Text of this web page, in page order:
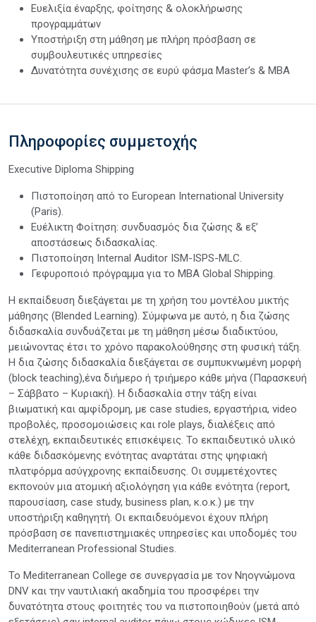
Ευελιξία έναρξης, φοίτησης & ολοκλήρωσης
προγραμμάτων
Υποστήριξη στη μάθηση με πλήρη πρόσβαση σε
συμβουλευτικές υπηρεσίες
Δυνατότητα συνέχισης σε ευρύ φάσμα Master’s & MBA
Πληροφορίες συμμετοχής
Executive Diploma Shipping
Πιστοποίηση από το European International University
(Paris).
Ευέλικτη Φοίτηση: συνδυασμός δια ζώσης & εξ’
αποστάσεως διδασκαλίας.
Πιστοποίηση Internal Auditor ISM-ISPS-MLC.
Γεφυροποιό πρόγραμμα για το MBA Global Shipping.
Η εκπαίδευση διεξάγεται με τη χρήση του μοντέλου μικτής
μάθησης (Blended Learning). Σύμφωνα με αυτό, η δια ζώσης
διδασκαλία συνδυάζεται με τη μάθηση μέσω διαδικτύου,
μειώνοντας έτσι το χρόνο παρακολούθησης στη φυσική τάξη.
Η δια ζώσης διδασκαλία διεξάγεται σε συμπυκνωμένη μορφή
(block teaching),ένα διήμερο ή τριήμερο κάθε μήνα (Παρασκευή
– Σάββατο – Κυριακή). Η διδασκαλία στην τάξη είναι
βιωματική και αμφίδρομη, με case studies, εργαστήρια, video
προβολές, προσομοιώσεις και role plays, διαλέξεις από
στελέχη, εκπαιδευτικές επισκέψεις. Το εκπαιδευτικό υλικό
κάθε διδασκόμενης ενότητας αναρτάται στης ψηφιακή
πλατφόρμα ασύγχρονης εκπαίδευσης. Οι συμμετέχοντες
εκπονούν μια ατομική αξιολόγηση για κάθε ενότητα (report,
παρουσίαση, case study, business plan, κ.ο.κ.) με την
υποστήριξη καθηγητή. Οι εκπαιδευόμενοι έχουν πλήρη
πρόσβαση σε πανεπιστημιακές υπηρεσίες και υποδομές του
Mediterranean Professional Studies.
Το Mediterranean College σε συνεργασία με τον Νηογνώμονα
DNV και την ναυτιλιακή ακαδημία του προσφέρει την
δυνατότητα στους φοιτητές του να πιστοποιηθούν (μετά από